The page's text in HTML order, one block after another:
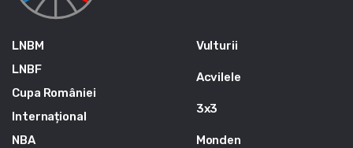
LNBM
LNBF
Cupa României
Internațional
NBA
Vulturii
Acvilele
3x3
Monden